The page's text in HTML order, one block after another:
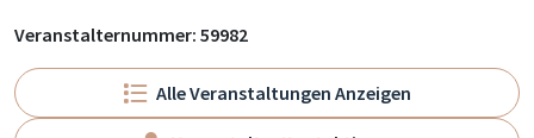
Veranstalternummer: 59982
Alle Veranstaltungen Anzeigen